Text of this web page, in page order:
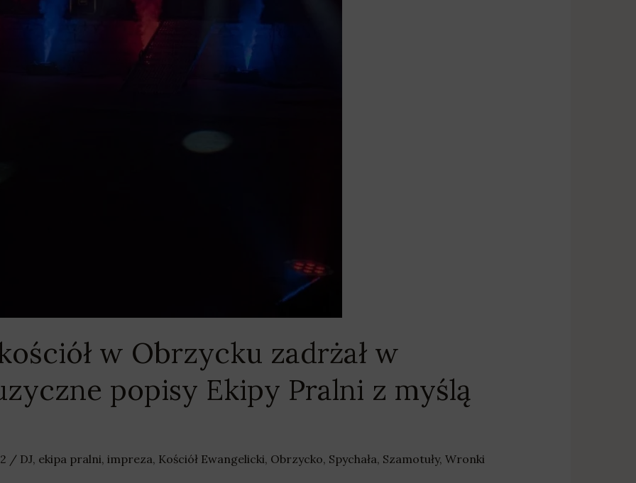
w Obrzycku zadrżał w
popisy Ekipy Pralni z myślą
/ DJ, ekipa pralni, impreza, Kościół Ewangelicki, Obrzycko, Spychała, Szamotuły, Wronki